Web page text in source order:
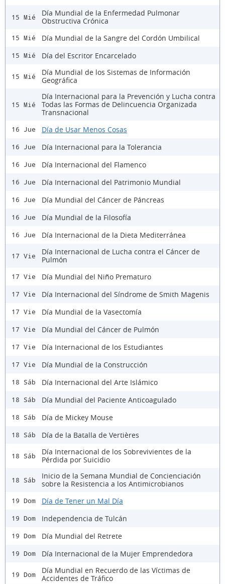
15 Mié
Día Mundial de la Enfermedad Pulmonar
Obstructiva Crónica
15 Mié Día Mundial de la Sangre del Cordón Umbilical
15 Mié Día del Escritor Encarcelado
15 Mié
Día Mundial de los Sistemas de Información
Geográfica
15 Mié
Día Internacional para la Prevención y Lucha contra
Todas las Formas de Delincuencia Organizada
Transnacional
16 Jue Día de Usar Menos Cosas
16 Jue Día Internacional para la Tolerancia
16 Jue Día Internacional del Flamenco
16 Jue Día Internacional del Patrimonio Mundial
16 Jue Día Mundial del Cáncer de Páncreas
16 Jue Día Mundial de la Filosofía
16 Jue Día Internacional de la Dieta Mediterránea
17 Vie
Día Internacional de Lucha contra el Cáncer de
Pulmón
17 Vie Día Mundial del Niño Prematuro
17 Vie Día Internacional del Síndrome de Smith Magenis
17 Vie Día Mundial de la Vasectomía
17 Vie Día Mundial del Cáncer de Pulmón
17 Vie Día Internacional de los Estudiantes
17 Vie Día Mundial de la Construcción
18 Sáb Día Internacional del Arte Islámico
18 Sáb Día Mundial del Paciente Anticoagulado
18 Sáb Día de Mickey Mouse
18 Sáb Día de la Batalla de Vertières
18 Sáb
Día Internacional de los Sobrevivientes de la
Pérdida por Suicidio
18 Sáb
Inicio de la Semana Mundial de Concienciación
sobre la Resistencia a los Antimicrobianos
19 Dom Día de Tener un Mal Día
19 Dom Independencia de Tulcán
19 Dom Día Mundial del Retrete
19 Dom Día Internacional de la Mujer Emprendedora
19 Dom
Día Mundial en Recuerdo de las Víctimas de
Accidentes de Tráfico